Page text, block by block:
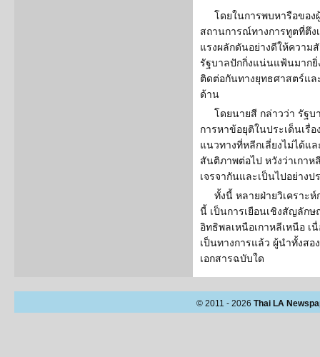
โดยในการพบหารือของ
สถานการณ์ทางการทูตที่ตึ
แรงผลักดันอย่างดีให้ความ
รัฐบาลปักกิ่งแน่นแฟ้นมากยิ่
ติดต่อกันทางยุทธศาสตร์แ
ด้าน
โดยนายสี กล่าวว่า รัฐบ
การหาข้อยุติในประเด็นเรื่
แนวทางที่หลีกเลี่ยงไม่ได้แล
สันติภาพต่อไป หวังว่าเกา
เจรจากันและเป็นไปอย่างป
ทั้งนี้ หลายฝ่ายวิเคราะห์
นี้ เป็นการเยือนเชิงสัญลัก
อิทธิพลเหนือเกาหลีเหนือ เ
เป็นทางการแล้ว ผู้นำทั้งสอ
เอกสารฉบับใด
© 2011 - 2026 Thai LA